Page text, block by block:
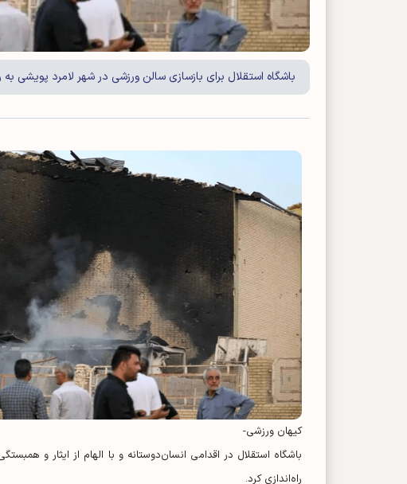
باشگاه استقلال برای بازسازی سالن ورزشی در شهر لامرد پویشی به
کیهان ورزشی-
باشگاه استقلال در اقدامی انسان‌دوستانه و با الهام از ایثار و
راه‌اندازی کرد.